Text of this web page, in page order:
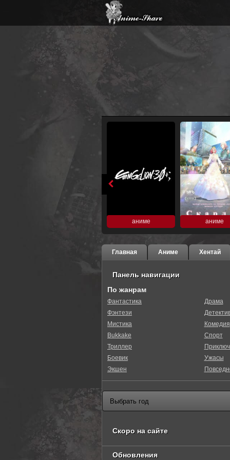
аниме аниме
Главная Аниме Хентай
Панель навигации
По жанрам
Фантастика
Фэнтези
Мистика
Bukkake
Триллер
Боевик
Экшен
Драма
Комедия
Спорт
Ужасы
Скоро на сайте
Обновления